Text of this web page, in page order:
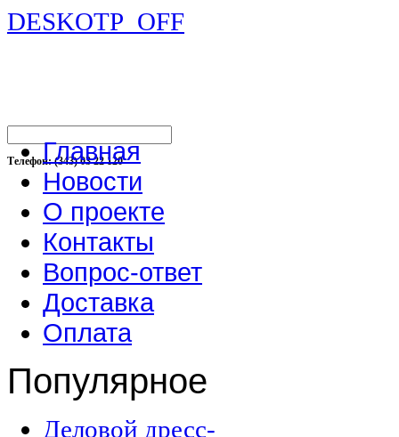
DESKOTP_OFF
Телефон: (343) 03 22 120
Главная
Новости
О проекте
Контакты
Вопрос-ответ
Доставка
Оплата
Популярное
Деловой дресс-